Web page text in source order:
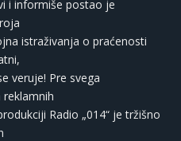
i informiše postao je
istraživanja o praćenosti
veruje! Pre svega
Radio „014“ je tržišno